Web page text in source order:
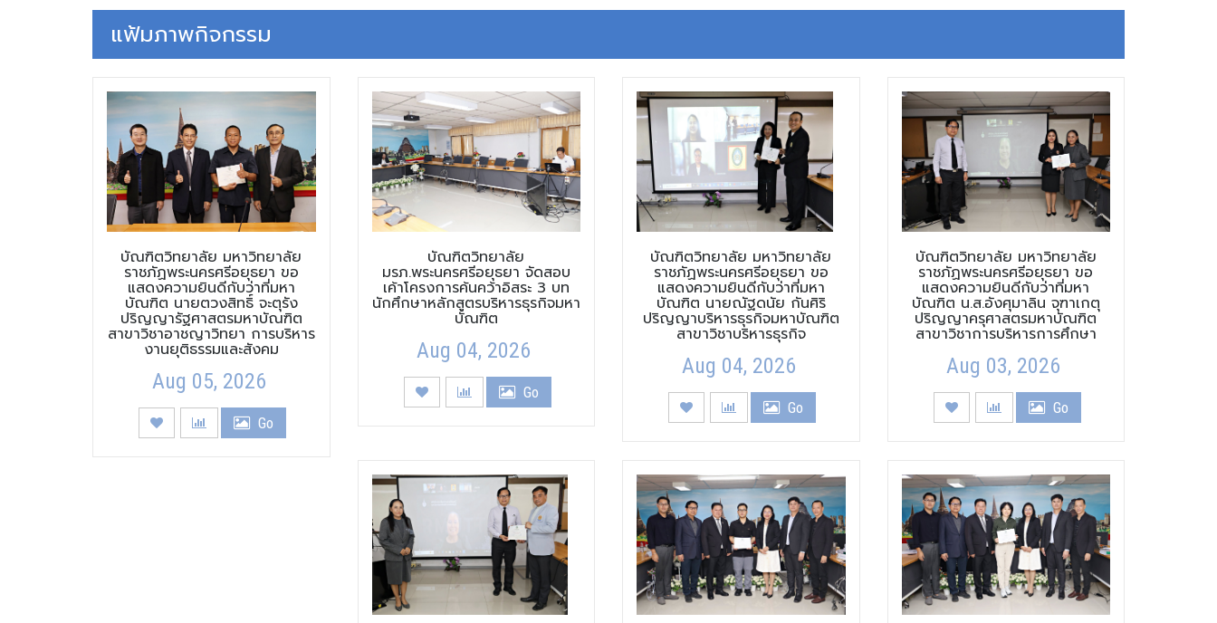
แฟ้มภาพกิจกรรม
บัณฑิตวิทยาลัย มหาวิทยาลัย
ราชภัฏพระนครศรีอยุธยา ขอ
แสดงความยินดีกับว่าที่มหา
บัณฑิต นายตวงสิทธิ์ จะตุรัง
ปริญญารัฐศาสตรมหาบัณฑิต
สาขาวิชาอาชญาวิทยา การบริหาร
งานยุติธรรมและสังคม
Aug 05, 2026
Go
บัณฑิตวิทยาลัย
มรภ.พระนครศรีอยุธยา จัดสอบ
เค้าโครงการค้นคว้าอิสระ 3 บท
นักศึกษาหลักสูตรบริหารธุรกิจมหา
บัณฑิต
Aug 04, 2026
Go
บัณฑิตวิทยาลัย มหาวิทยาลัย
ราชภัฏพระนครศรีอยุธยา ขอ
แสดงความยินดีกับว่าที่มหา
บัณฑิต นายณัฐดนัย กันศิริ
ปริญญาบริหารธุรกิจมหาบัณฑิต
สาขาวิชาบริหารธุรกิจ
Aug 04, 2026
Go
บัณฑิตวิทยาลัย มหาวิทยาลัย
ราชภัฏพระนครศรีอยุธยา ขอ
แสดงความยินดีกับว่าที่มหา
บัณฑิต น.ส.อังศุมาลิน จุฑาเกตุ
ปริญญาครุศาสตรมหาบัณฑิต
สาขาวิชาการบริหารการศึกษา
Aug 03, 2026
Go